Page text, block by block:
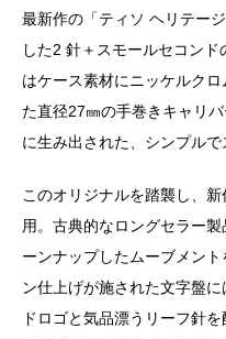
最新作の「ティソ ヘリテー
した2 針＋スモールセコン
はケース素材にニッケルク
た直径27㎜の手巻きキャリ
に生み出された、シンプルで
このオリジナルを踏襲し、
用。古典的なロングセラー
ーンナップしたムーブメン
ン仕上げが施された文字盤
ドロゴと気品漂うリーフ針